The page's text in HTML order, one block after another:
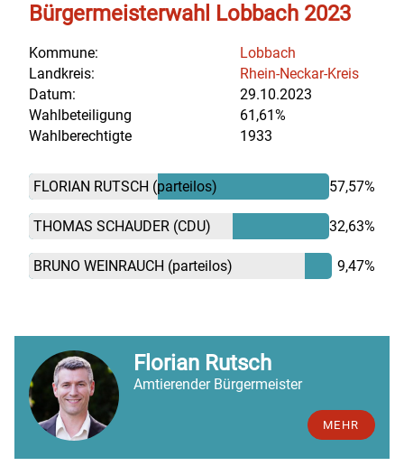
Florian Rutsch
Amtierender Bürgermeister
MEHR
Bürgermeisterwahl Lobbach 2023
Kommune:
Lobbach
Landkreis:
Rhein-Neckar-Kreis
Datum:
29.10.2023
Wahlbeteiligung
61,61%
Wahlberechtigte
1933
FLORIAN RUTSCH (parteilos) 57,57%
THOMAS SCHAUDER (CDU) 32,63%
BRUNO WEINRAUCH (parteilos) 9,47%